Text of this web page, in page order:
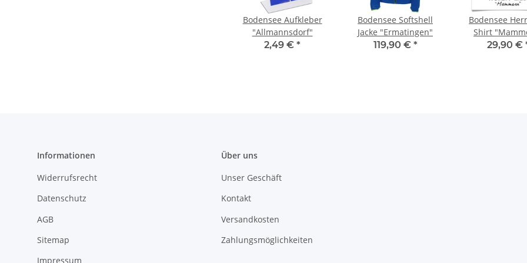
Bodensee Aufkleber
"Allmannsdorf"
2,49 € *
Bodensee Softshell
Jacke "Ermatingen"
119,90 € *
Bodensee
Shirt
29,90 €
Informationen
Widerrufsrecht
Datenschutz
AGB
Sitemap
Impressum
Über uns
Unser Geschäft
Kontakt
Versandkosten
Zahlungsmöglichkeiten